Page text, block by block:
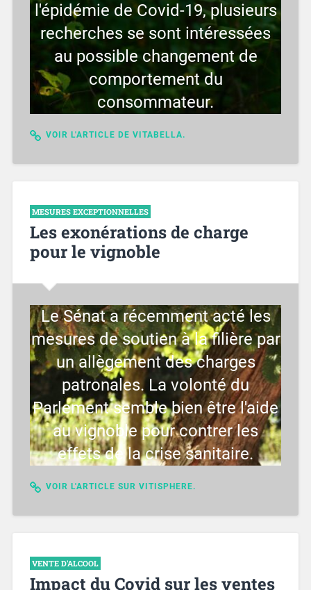
l'épidémie de Covid-19, plusieurs
recherches se sont intéressées
au possible changement de
comportement du
consommateur.
VOIR L'ARTICLE DE VITABELLA.
MESURES EXCEPTIONNELLES
Les exonérations de charge
pour le vignoble
Le Sénat a récemment acté les
mesures de soutien à la filière par
un allègement des charges
patronales. La volonté du
Parlement semble bien être l'aide
au vignoble pour contrer les
effets de la crise sanitaire.
VOIR L'ARTICLE SUR VITISPHERE.
VENTE D'ALCOOL
Impact du Covid sur les ventes